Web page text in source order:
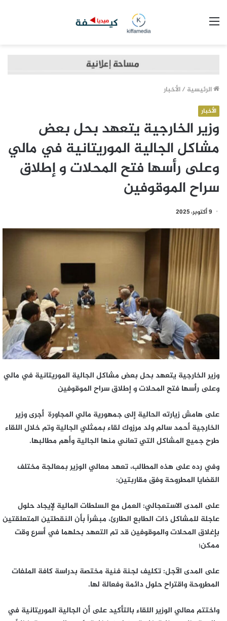
الرئيسية /الأخبار
الأخبار
وزير الخارجية يتعهد بحل بعض
مشاكل الجالية الموريتانية في مالي
وعلى رأسها فتح المحلات و إطلاق
سراح الموقوفين
9 أكتوبر، 2025
وزير الخارجية يتعهد بحل بعض مشاكل الجالية الموريتانية في مالي
وعلى رأسها فتح المحلات و إطلاق سراح الموقوفين
على هامش زيارته الحالية إلى جمهورية مالي المجاورة أجرى وزير
الخارجية أحمد سالم ولد مرزوك لقاء بممثلي الجالية وتم خلال اللقاء
طرح جميع المشاكل التي تعاني منها الجالية وأهم مطالبها.
وفي رده على هذه المطالب، تعهد معالي الوزير بمعالجة مختلف
القضايا المطروحة وفق مقاربتين:
على المدى الاستعجالي: العمل مع السلطات المالية لإيجاد حلول
عاجلة للمشاكل ذات الطابع الطارئ، مبشراً بأن النقطتين المتعلقتين
بإغلاق المحلات والموقوفين قد تم التعهد بحلهما في أسرع وقت
ممكن؛
على المدى الآجل: تكليف لجنة فنية مختصة بدراسة كافة الملفات
المطروحة واقتراح حلول دائمة وفعالة لها.
واختتم معالي الوزير اللقاء بالتأكيد على أن الجالية الموريتانية في